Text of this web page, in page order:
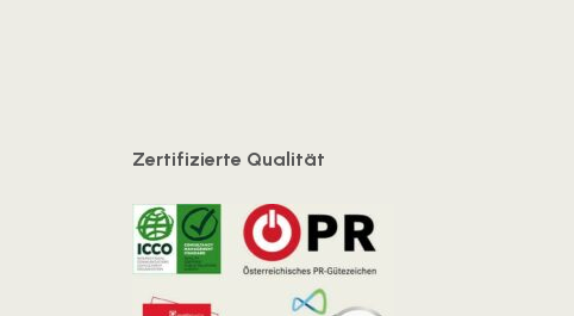
Zertifizierte Qualität